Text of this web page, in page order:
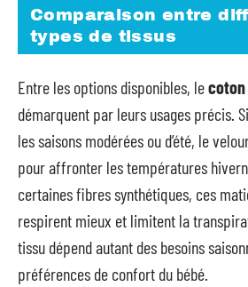
Comparaison entre
types de tissus
Entre les options disponibles, lecoton
démarquent par leurs usages précis.
les saisons modérées ou d’été, le
pour affronter les températures
certaines fibres synthétiques, ces
respirent mieux et limitent la
tissu dépend autant des besoins
préférences de confort du bébé.